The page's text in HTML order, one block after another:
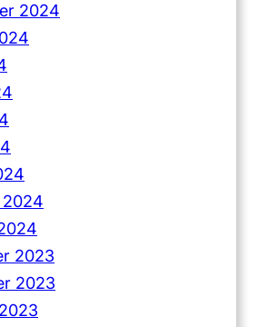
2024
2024
2023
2023